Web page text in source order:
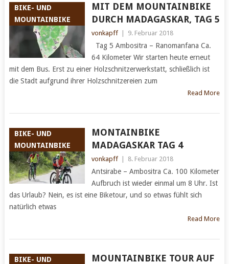
BIKE- UND
MOUNTAINBIKE
MIT DEM MOUNTAINBIKE
DURCH MADAGASKAR, TAG 5
vonkapff 9. Februar 2018
Tag 5 Ambositra – Ranomanfana Ca.
64 Kilometer Wir starten heute erneut
mit dem Bus. Erst zu einer Holzschnitzerwerkstatt, schließlich ist
die Stadt aufgrund ihrer Holzschnitzereien zum
Read More
BIKE- UND
MOUNTAINBIKE
MONTAINBIKE
MADAGASKAR TAG 4
vonkapff 8. Februar 2018
Antsirabe – Ambositra Ca. 100 Kilometer
Aufbruch ist wieder einmal um 8 Uhr. Ist
das Urlaub? Nein, es ist eine Biketour, und so etwas fühlt sich
natürlich etwas
Read More
BIKE- UND
MOUNTAINBIKE TOUR AUF